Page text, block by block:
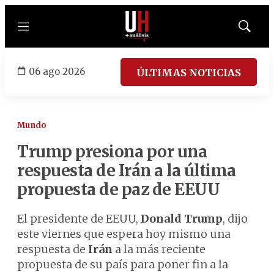
Menú
Mostrar
06 ago 2026 ÚLTIMAS NOTICIAS
Mundo
Trump presiona por una
respuesta de Irán a la última
propuesta de paz de EEUU
El presidente de EEUU, Donald Trump, dijo
este viernes que espera hoy mismo una
respuesta de Irán a la más reciente
propuesta de su país para poner fin a la